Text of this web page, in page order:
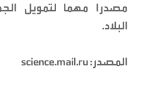
مصدرا مهما لتمويل
البلاد.
المصدر: science.mail.ru